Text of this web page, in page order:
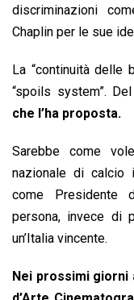
discriminazioni
Chaplin per le sue
La “continuità delle
“spoils system”.
che l’ha proposta.
Sarebbe come
nazionale di calcio
come Presidente
persona, invece di
un’Italia vincente.
Nei prossimi giorni